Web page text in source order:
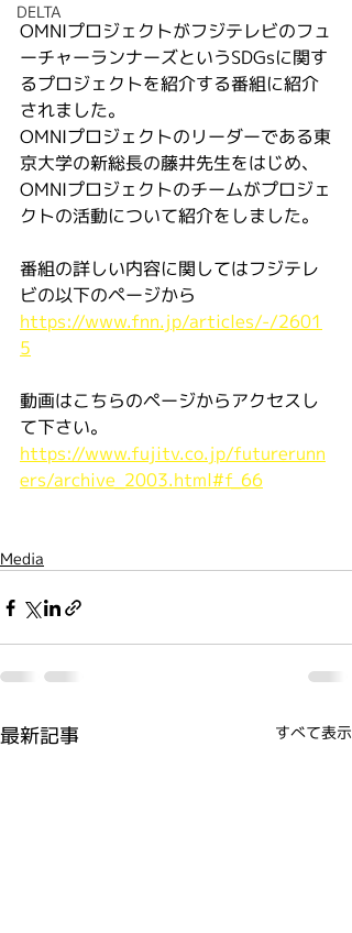
DELTA
OMNIプロジェクトがフジテレビのフュ
ーチャーランナーズというSDGsに関す
るプロジェクトを紹介する番組に紹介
されました。
OMNIプロジェクトのリーダーである東
京大学の新総長の藤井先生をはじめ、
OMNIプロジェクトのチームがプロジェ
クトの活動について紹介をしました。
番組の詳しい内容に関してはフジテレ
ビの以下のページから
https://www.fnn.jp/articles/-/2601
5
動画はこちらのページからアクセスし
て下さい。
https://www.fujitv.co.jp/futurerunn
ers/archive_2003.html#f_66
Media
最新記事 すべて表示